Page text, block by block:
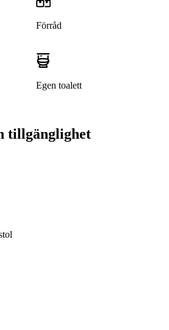
Förråd
Egen toalett
tillgänglighet